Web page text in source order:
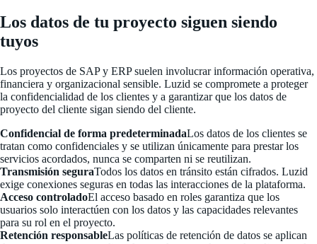
Los datos de tu proyecto siguen siendo
tuyos
Los proyectos de SAP y ERP suelen involucrar información operativa,
financiera y organizacional sensible. Luzid se compromete a proteger
la confidencialidad de los clientes y a garantizar que los datos de
proyecto del cliente sigan siendo del cliente.
Confidencial de forma predeterminadaLos datos de los clientes se
tratan como confidenciales y se utilizan únicamente para prestar los
servicios acordados, nunca se comparten ni se reutilizan.
Transmisión seguraTodos los datos en tránsito están cifrados. Luzid
exige conexiones seguras en todas las interacciones de la plataforma.
Acceso controladoEl acceso basado en roles garantiza que los
usuarios solo interactúen con los datos y las capacidades relevantes
para su rol en el proyecto.
Retención responsableLas políticas de retención de datos se aplican